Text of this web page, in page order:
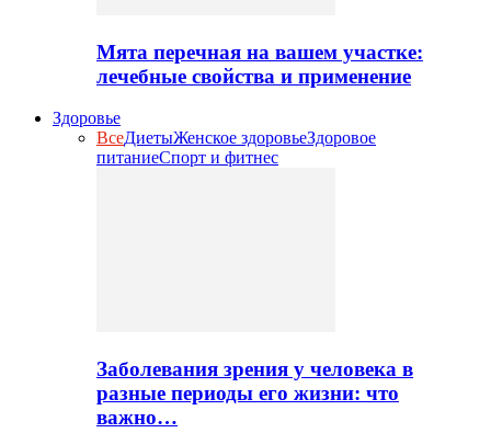
Мята перечная на вашем участке:
лечебные свойства и применение
Здоровье
ВсеДиетыЖенское здоровьеЗдоровое
питаниеСпорт и фитнес
Заболевания зрения у человека в
разные периоды его жизни: что
важно…